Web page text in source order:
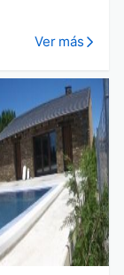
Ver más